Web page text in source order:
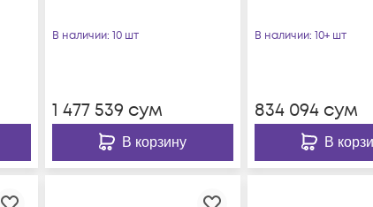
В наличии: 10 шт
1 477 539 сум
В корзину
В наличии: 10+ шт
834 094сум
В